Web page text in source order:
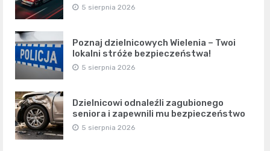
5 sierpnia 2026
Poznaj dzielnicowych Wielenia – Twoi
lokalni stróże bezpieczeństwa!
5 sierpnia 2026
Dzielnicowi odnaleźli zagubionego
seniora i zapewnili mu bezpieczeństwo
5 sierpnia 2026